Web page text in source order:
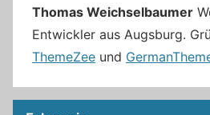
Thomas Weichselbaumer
Entwickler aus Augsburg.
ThemeZee und